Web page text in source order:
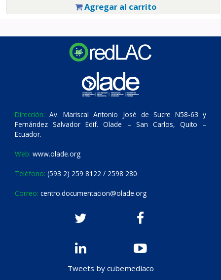
Agregar al carrito
Dirección: Av. Mariscal Antonio José de Sucre N58-63 y
Fernández Salvador Edif. Olade – San Carlos, Quito –
Ecuador.
Web: www.olade.org
Teléfono: (593 2) 259 8122 / 2598 280
Correo: centro.documentacion@olade.org
Tweets by cubemediaco